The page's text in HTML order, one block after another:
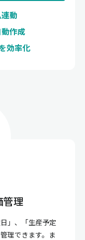
動
作成
効率化
管理
」、「生産予定
理できます。ま